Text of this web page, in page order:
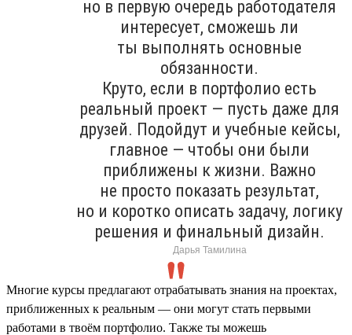
но в первую очередь работодателя
интересует, сможешь ли
ты выполнять основные
обязанности.
Круто, если в портфолио есть
реальный проект — пусть даже для
друзей. Подойдут и учебные кейсы,
главное — чтобы они были
приближены к жизни. Важно
не просто показать результат,
но и коротко описать задачу, логику
решения и финальный дизайн.
Дарья Тамилина
Многие курсы предлагают отрабатывать знания на проектах,
приближенных к реальным — они могут стать первыми
работами в твоём портфолио. Также ты можешь